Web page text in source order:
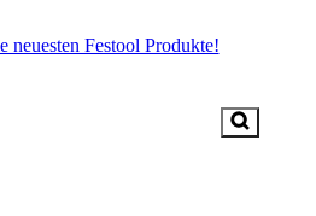
neuesten Festool Produkte!